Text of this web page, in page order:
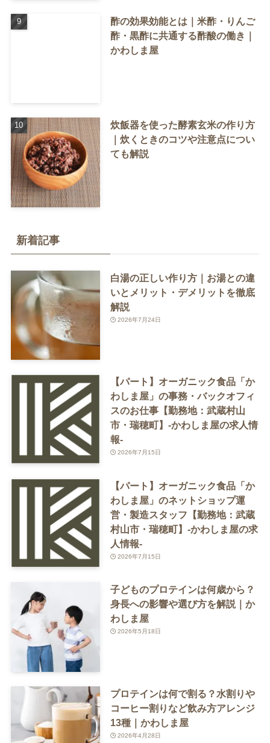
酢の効果効能とは｜米酢・りんご
酢・黒酢に共通する酢酸の働き｜
かわしま屋
炊飯器を使った酵素玄米の作り方
｜炊くときのコツや注意点につい
ても解説
新着記事
白湯の正しい作り方｜お湯との違
いとメリット・デメリットを徹底
解説
2026年7月24日
【パート】オーガニック食品「か
わしま屋」の事務・バックオフィ
スのお仕事【勤務地：武蔵村山
市・瑞穂町】-かわしま屋の求人情
報-
2026年7月15日
【パート】オーガニック食品「か
わしま屋」のネットショップ運
営・製造スタッフ【勤務地：武蔵
村山市・瑞穂町】-かわしま屋の求
人情報-
2026年7月15日
子どものプロテインは何歳から？
身長への影響や選び方を解説｜か
わしま屋
2026年5月18日
プロテインは何で割る？水割りや
コーヒー割りなど飲み方アレンジ
13種｜かわしま屋
2026年4月28日